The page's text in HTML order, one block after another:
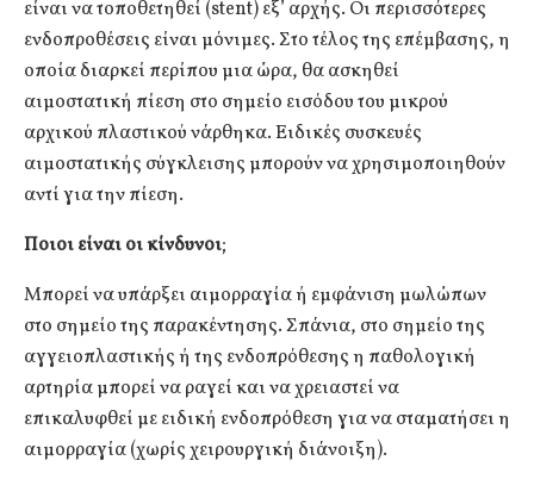
είναι να τοποθετηθεί (stent) εξ’ αρχής. Οι περισσότερες
ενδοπροθέσεις είναι μόνιμες. Στο τέλος της επέμβασης, η
οποία διαρκεί περίπου μια ώρα, θα ασκηθεί
αιμοστατική πίεση στο σημείο εισόδου του μικρού
αρχικού πλαστικού νάρθηκα. Ειδικές συσκευές
αιμοστατικής σύγκλεισης μπορούν να χρησιμοποιηθούν
αντί για την πίεση.
Ποιοι είναι οι κίνδυνοι;
Μπορεί να υπάρξει αιμορραγία ή εμφάνιση μωλώπων
στο σημείο της παρακέντησης. Σπάνια, στο σημείο της
αγγειοπλαστικής ή της ενδοπρόθεσης η παθολογική
αρτηρία μπορεί να ραγεί και να χρειαστεί να
επικαλυφθεί με ειδική ενδοπρόθεση για να σταματήσει η
αιμορραγία (χωρίς χειρουργική διάνοιξη).